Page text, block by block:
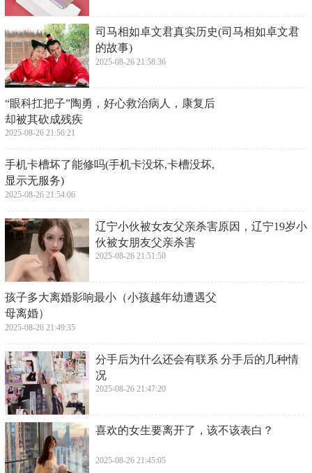
​司马相如卓文君真实历史(司马相如卓文君
的故事)
2025-08-26 21:58:36
​“眼科扛把子”陶勇，好心救治病人，康复后
却被其砍成残疾
2025-08-26 21:56:21
​手机卡槽坏了能修吗(手机卡没坏,卡槽没坏,
显示无服务)
2025-08-26 21:54:06
​辽宁小伙被女友父亲杀害原因，辽宁19岁小
伙被女朋友父亲杀害
2025-08-26 21:51:50
​孩子多大离婚影响最小（小孩越年幼遭遇父
母离婚）
2025-08-26 21:49:35
​分手后为什么还会有联系 分手后的几种情
况
2025-08-26 21:47:20
​喜欢的女生要离开了，该不该表白？
2025-08-26 21:45:05